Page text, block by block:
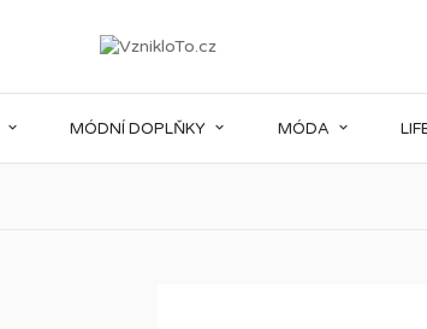
MÓDNÍ DOPLŇKY MÓDA